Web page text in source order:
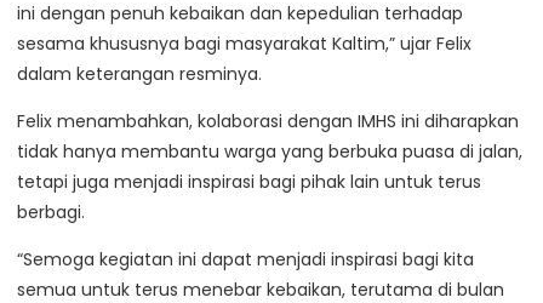
ini dengan penuh kebaikan dan kepedulian terhadap
sesama khususnya bagi masyarakat Kaltim,” ujar Felix
dalam keterangan resminya.
Felix menambahkan, kolaborasi dengan IMHS ini diharapkan
tidak hanya membantu warga yang berbuka puasa di jalan,
tetapi juga menjadi inspirasi bagi pihak lain untuk terus
berbagi.
“Semoga kegiatan ini dapat menjadi inspirasi bagi kita
semua untuk terus menebar kebaikan, terutama di bulan